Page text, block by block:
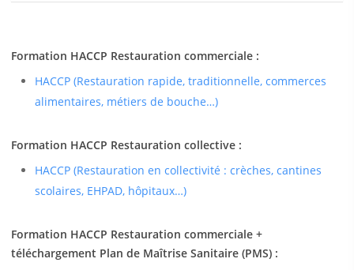
Formation HACCP Restauration commerciale :
HACCP (Restauration rapide, traditionnelle, commerces
alimentaires, métiers de bouche…)
Formation HACCP Restauration collective :
HACCP (Restauration en collectivité : crèches, cantines
scolaires, EHPAD, hôpitaux…)
Formation HACCP Restauration commerciale +
téléchargement Plan de Maîtrise Sanitaire (PMS) :